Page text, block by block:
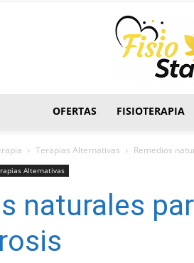
OFERTAS FISIOTERAPIA
Terapias Alternativas Remedios
Alternativas
naturales